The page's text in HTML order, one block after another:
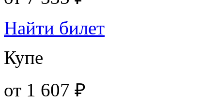
Найти билет
Купе
от 1 607 ₽